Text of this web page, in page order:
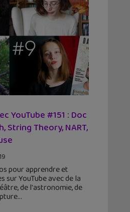
YouTube #151 : Doc
String Theory, NART,
pour apprendre et
sur YouTube avec de la
de l'astronomie, de